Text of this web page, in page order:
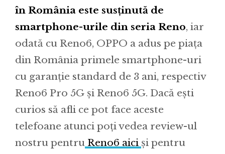
în România este susținută de
smartphone-urile din seria Reno, iar
odată cu Reno6, OPPO a adus pe piața
din România primele smartphone-uri
cu garanție standard de 3 ani, respectiv
Reno6 Pro 5G și Reno6 5G. Dacă ești
curios să afli ce pot face aceste
telefoane atunci poți vedea review-ul
nostru pentru Reno6 aici și pentru